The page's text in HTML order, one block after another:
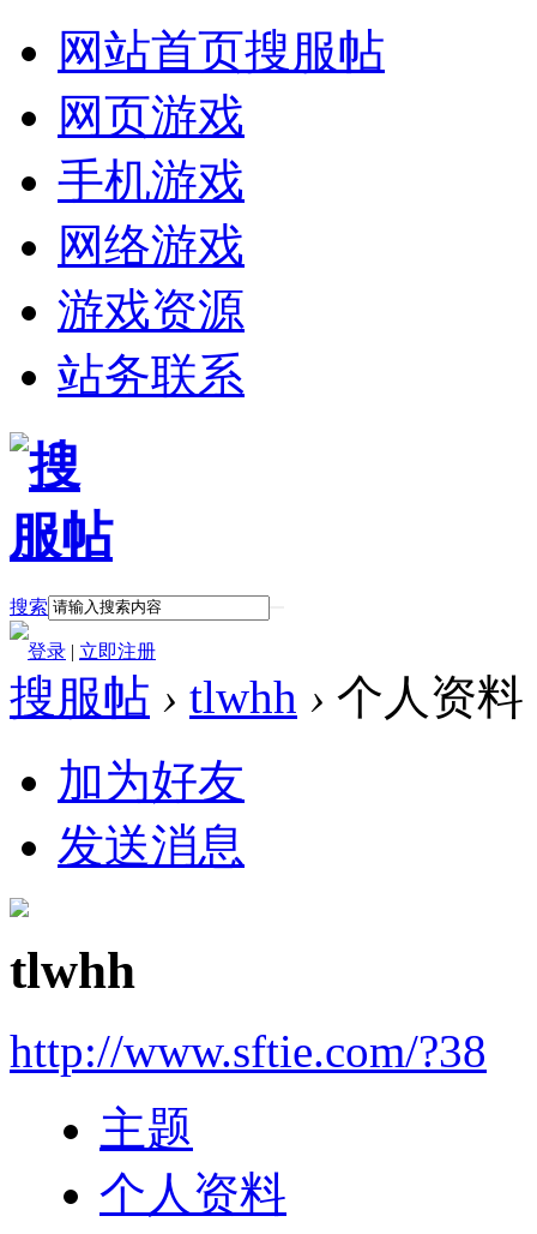
网站首页搜服帖
网页游戏
手机游戏
网络游戏
游戏资源
站务联系
搜索
登录 | 立即注册
搜服帖 › tlwhh › 个人资料
加为好友
发送消息
tlwhh
http://www.sftie.com/?38
主题
个人资料